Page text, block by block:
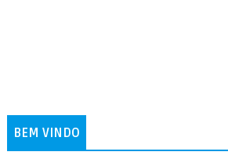
BEM VINDO